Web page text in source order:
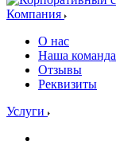
Компания
О нас
Наша команда
Отзывы
Реквизиты
Услуги